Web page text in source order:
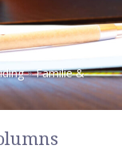
»Familie &